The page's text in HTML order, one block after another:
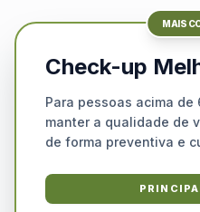
MAIS
Check-up
Para pessoas acima de
manter a qualidade de
de forma preventiva e